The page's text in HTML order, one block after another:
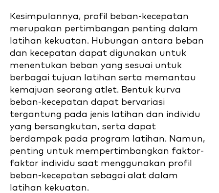
Kesimpulannya, profil beban-kecepatan
merupakan pertimbangan penting dalam
latihan kekuatan. Hubungan antara beban
dan kecepatan dapat digunakan untuk
menentukan beban yang sesuai untuk
berbagai tujuan latihan serta memantau
kemajuan seorang atlet. Bentuk kurva
beban-kecepatan dapat bervariasi
tergantung pada jenis latihan dan individu
yang bersangkutan, serta dapat
berdampak pada program latihan. Namun,
penting untuk mempertimbangkan faktor-
faktor individu saat menggunakan profil
beban-kecepatan sebagai alat dalam
latihan kekuatan.